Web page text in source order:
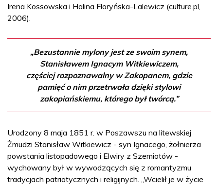
Irena Kossowska i Halina Floryńska-Lalewicz (culture.pl,
2006).
„Bezustannie mylony jest ze swoim synem,
Stanisławem Ignacym Witkiewiczem,
częściej rozpoznawalny w Zakopanem, gdzie
pamięć o nim przetrwała dzięki stylowi
zakopiańskiemu, którego był twórcą.”
Urodzony 8 maja 1851 r. w Poszawszu na litewskiej
Żmudzi Stanisław Witkiewicz - syn Ignacego, żołnierza
powstania listopadowego i Elwiry z Szemiotów -
wychowany był w wywodzących się z romantyzmu
tradycjach patriotycznych i religijnych. „Wcielił je w życie